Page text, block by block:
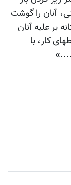
آنان را گوشت
بر علیه آنان
کار، با